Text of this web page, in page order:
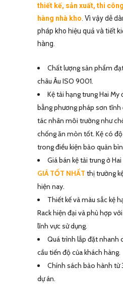
thiết kế, sản xuất, thi
hàng nhà kho . Vì vậy dễ
pháp kho hiệu quả và tiết
hàng.
Chất lượng sản phẩm
châu Âu ISO 9001.
Kệ tải hạng trung Hai
bằng phương pháp sơn tĩnh
tác nhân môi trường như
chống ăn mòn tốt. Kệ có
trong điều kiện bảo quản
Giá bán kệ tải trung ở
GIÁ TỐT NHẤT thị trường
hiện nay.
Thiết kế và màu sắc kệ
Rack hiện đại và phù hợp
lĩnh vực sử dụng.
Quá trình lắp đặt nhanh
cầu tiến độ của khách hàng.
Chính sách bảo hành từ
dự án.